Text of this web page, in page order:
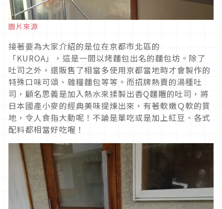
圖片來源
接著要為大家介紹的是位在京都市北區的
「KUROA」，這是一間以烤麵包出名的麵包坊。除了
吐司之外，還販售了相當多使用京都當地時才會製作的
特殊口味可頌、雜糧麵包等等。而招牌熱賣的湯種吐
司，顧名思義是加入熱水來揉製出香Q麵糰的吐司，將
日本國產小麥的經典美味提煉出來，有著軟嫩Ｑ軟的質
地，令人食指大動呢！不論是單吃或是加上紅豆、各式
配料都相當好吃喔！